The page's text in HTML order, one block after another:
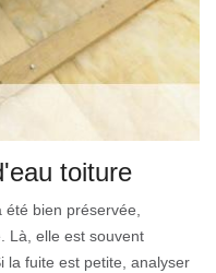
toiture
bien préservée,
Là, elle est souvent
la fuite est petite, analyser